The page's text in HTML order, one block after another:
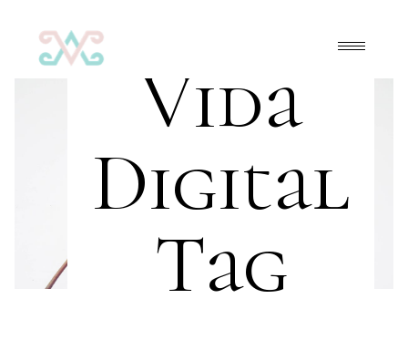
Vida
Digital
Tag